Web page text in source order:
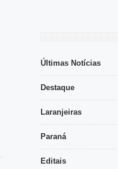
Últimas Notícias
Destaque
Laranjeiras
Paraná
Editais